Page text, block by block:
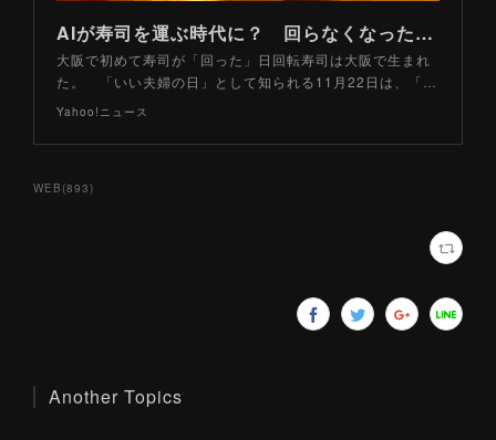
AIが寿司を運ぶ時代に？ 回らなくなった「回転寿司」はこれからどうなる？（山路力也） - エキスパート - Yahoo!ニュース
大阪で初めて寿司が「回った」日回転寿司は大阪で生まれ
た。 「いい夫婦の日」として知られる11月22日は、「…
Yahoo!ニュース
WEB (893)
Another Topics